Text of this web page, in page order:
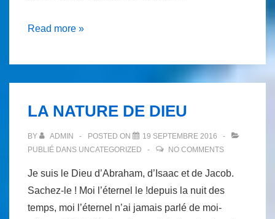
LA
CELESTE
Read more »
LA NATURE DE DIEU
BY ADMIN POSTED ON
19 SEPTEMBRE 2016
PUBLIÉ DANS UNCATEGORIZED NO COMMENTS
Je suis le Dieu d’Abraham, d’Isaac et de Jacob.
Sachez-le ! Moi l’éternel le !depuis la nuit des
temps, moi l’éternel n’ai jamais parlé de moi-